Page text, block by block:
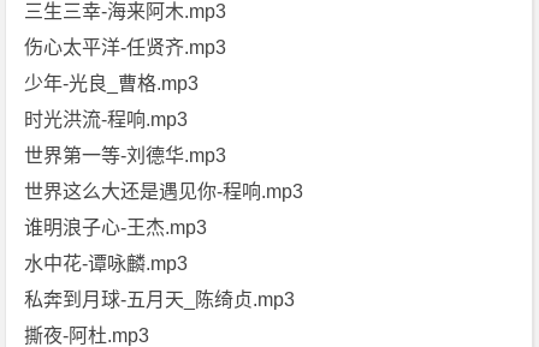
三生三幸-海来阿木.mp3
伤心太平洋-任贤齐.mp3
少年-光良_曹格.mp3
时光洪流-程响.mp3
世界第一等-刘德华.mp3
世界这么大还是遇见你-程响.mp3
谁明浪子心-王杰.mp3
水中花-谭咏麟.mp3
私奔到月球-五月天_陈绮贞.mp3
撕夜-阿杜.mp3